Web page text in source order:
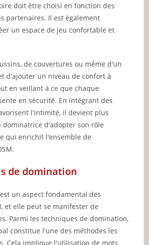
doit être choisi en fonction des
partenaires. Il est également
un espace de jeu confortable et
de couvertures ou même d'un
d'ajouter un niveau de confort à
en veillant à ce que chaque
en sécurité. En intégrant des
l'intimité, il devient plus
dominatrice d'adopter son rôle
qui enrichit l'ensemble de
de domination
un aspect fondamental des
et elle peut se manifester de
Parmi les techniques de domination,
constitue l'une des méthodes les
Cela implique l'utilisation de mots